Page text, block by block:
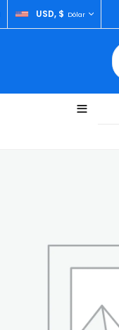
USD, $ Dólar